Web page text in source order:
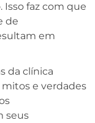
faz com que
de
em
da clínica
e verdades
seus